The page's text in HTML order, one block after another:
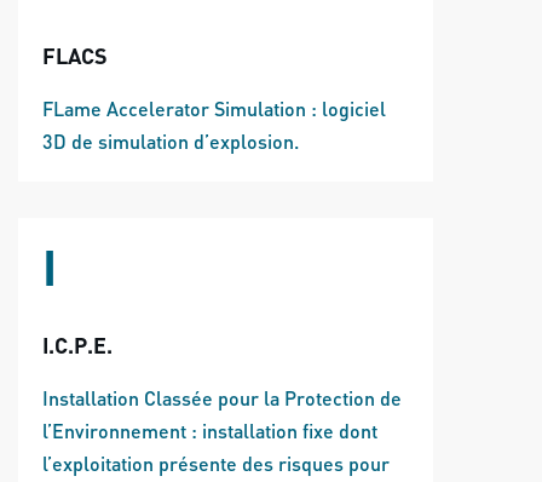
FLACS
FLame Accelerator Simulation : logiciel
3D de simulation d’explosion.
I
I.C.P.E.
Installation Classée pour la Protection de
l’Environnement : installation fixe dont
l’exploitation présente des risques pour